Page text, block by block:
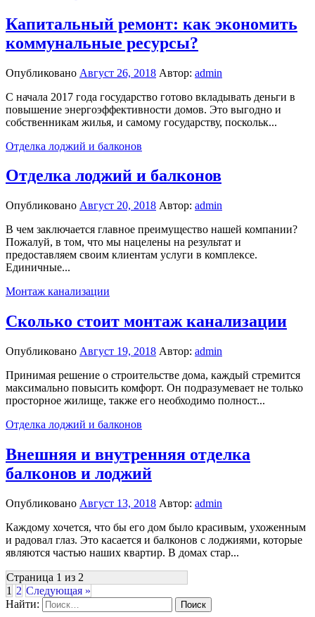
Капитальный ремонт: как экономить
коммунальные ресурсы?
Опубликовано Август 26, 2018 Автор: admin
С начала 2017 года государство готово вкладывать деньги в
повышение энергоэффективности домов. Это выгодно и
собственникам жилья, и самому государству, поскольк...
Отделка лоджий и балконов
Отделка лоджий и балконов
Опубликовано Август 20, 2018 Автор: admin
В чем заключается главное преимущество нашей компании?
Пожалуй, в том, что мы нацелены на результат и
предоставляем своим клиентам услуги в комплексе.
Единичные...
Монтаж канализации
Сколько стоит монтаж канализации
Опубликовано Август 19, 2018 Автор: admin
Принимая решение о строительстве дома, каждый стремится
максимально повысить комфорт. Он подразумевает не только
просторное жилище, также его необходимо полност...
Отделка лоджий и балконов
Внешняя и внутренняя отделка
балконов и лоджий
Опубликовано Август 13, 2018 Автор: admin
Каждому хочется, что бы его дом было красивым, ухоженным
и радовал глаз. Это касается и балконов с лоджиями, которые
являются частью наших квартир. В домах стар...
Страница 1 из 2
1 2 Следующая »
Найти: